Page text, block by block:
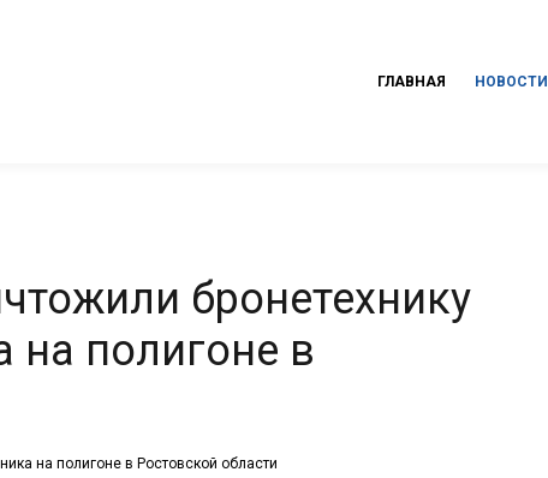
ГЛАВНАЯ НОВОСТИ
бронетехнику
на полигоне в